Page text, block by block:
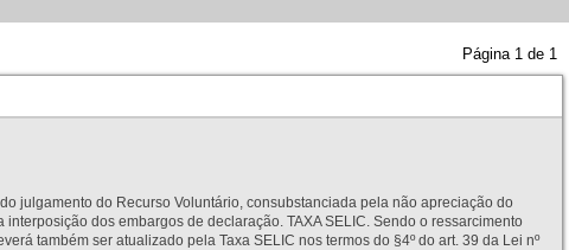
Página 1 de 1
julgamento do Recurso Voluntário, consubstanciada pela não apreciação do
dos embargos de declaração. TAXA SELIC. Sendo o ressarcimento
também ser atualizado pela Taxa SELIC nos termos do §4º do art. 39 da Lei nº